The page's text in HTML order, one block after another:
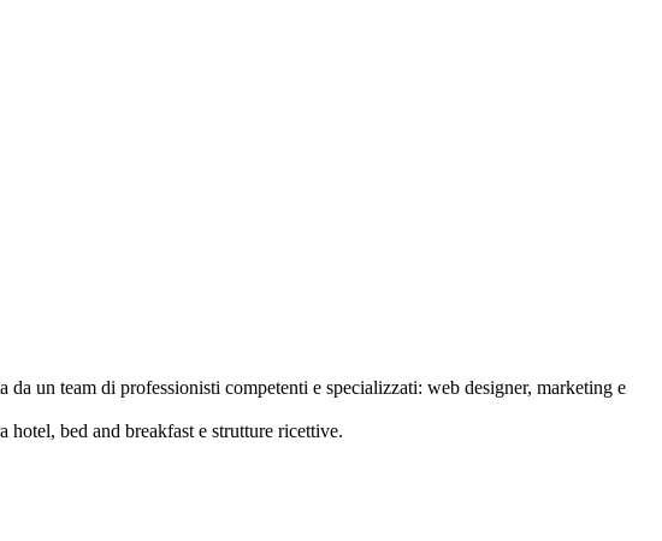
un team di professionisti competenti e specializzati: web designer, marketing e
bed and breakfast e strutture ricettive.